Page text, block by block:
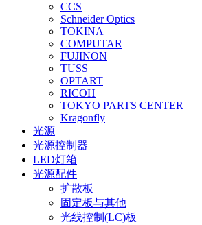
CCS
Schneider Optics
TOKINA
COMPUTAR
FUJINON
TUSS
OPTART
RICOH
TOKYO PARTS CENTER
Kragonfly
光源
光源控制器
LED灯箱
光源配件
扩散板
固定板与其他
光线控制(LC)板